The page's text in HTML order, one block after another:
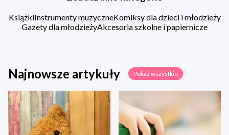
KsiążkiInstrumenty muzyczneKomiksy dla dzieci i młodzieży
Gazety dla młodzieżyAkcesoria szkolne i papiernicze
Najnowsze artykuły Pokaż wszystkie